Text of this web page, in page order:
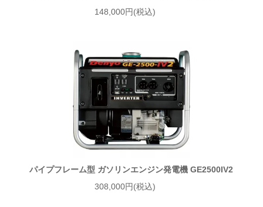
148,000円(税込)
パイプフレーム型 ガソリンエンジン発電機 GE2500IV2
308,000円(税込)